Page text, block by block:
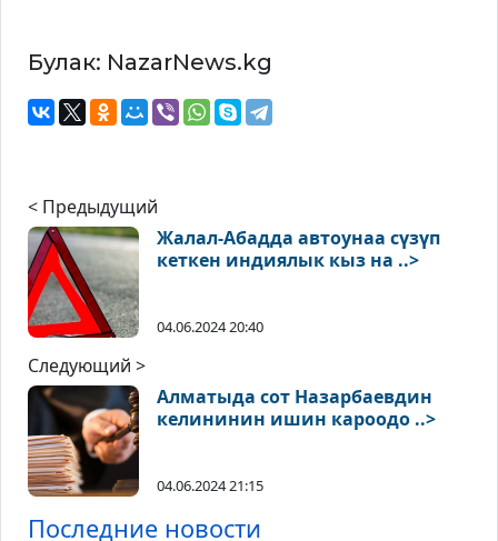
Булак: NazarNews.kg
< Предыдущий
Жалал-Абадда автоунаа сүзүп
кеткен индиялык кыз на ..>
04.06.2024 20:40
Следующий >
Алматыда сот Назарбаевдин
келининин ишин кароодо ..>
04.06.2024 21:15
Последние новости